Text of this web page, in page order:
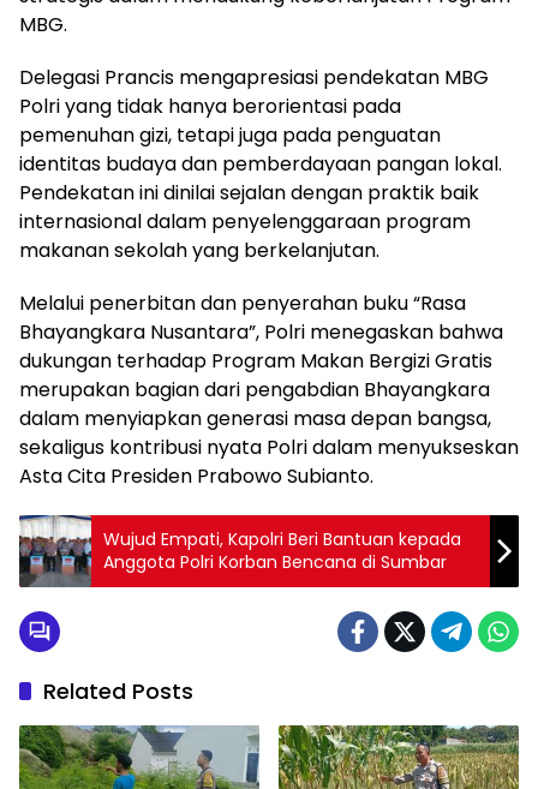
MBG.
Delegasi Prancis mengapresiasi pendekatan MBG
Polri yang tidak hanya berorientasi pada
pemenuhan gizi, tetapi juga pada penguatan
identitas budaya dan pemberdayaan pangan lokal.
Pendekatan ini dinilai sejalan dengan praktik baik
internasional dalam penyelenggaraan program
makanan sekolah yang berkelanjutan.
Melalui penerbitan dan penyerahan buku “Rasa
Bhayangkara Nusantara”, Polri menegaskan bahwa
dukungan terhadap Program Makan Bergizi Gratis
merupakan bagian dari pengabdian Bhayangkara
dalam menyiapkan generasi masa depan bangsa,
sekaligus kontribusi nyata Polri dalam menyukseskan
Asta Cita Presiden Prabowo Subianto.
Wujud Empati, Kapolri Beri Bantuan kepada
Anggota Polri Korban Bencana di Sumbar
Related Posts